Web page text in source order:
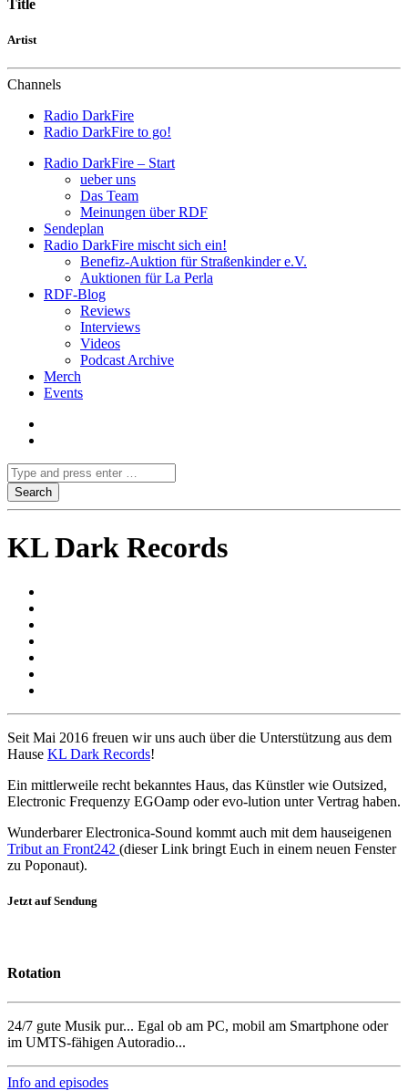
Title
Artist
Channels
Radio DarkFire
Radio DarkFire to go!
Radio DarkFire – Start
ueber uns
Das Team
Meinungen über RDF
Sendeplan
Radio DarkFire mischt sich ein!
Benefiz-Auktion für Straßenkinder e.V.
Auktionen für La Perla
RDF-Blog
Reviews
Interviews
Videos
Podcast Archive
Merch
Events
KL Dark Records
Seit Mai 2016 freuen wir uns auch über die Unterstützung aus dem
Hause KL Dark Records!
Ein mittlerweile recht bekanntes Haus, das Künstler wie Outsized,
Electronic Frequenzy EGOamp oder evo-lution unter Vertrag haben.
Wunderbarer Electronica-Sound kommt auch mit dem hauseigenen
Tribut an Front242 (dieser Link bringt Euch in einem neuen Fenster
zu Poponaut).
Jetzt auf Sendung
Rotation
24/7 gute Musik pur... Egal ob am PC, mobil am Smartphone oder
im UMTS-fähigen Autoradio...
Info and episodes